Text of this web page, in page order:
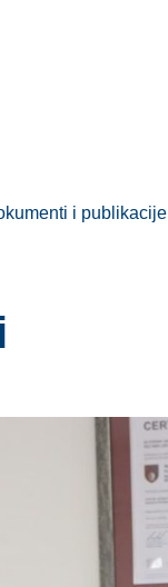
i publikacije